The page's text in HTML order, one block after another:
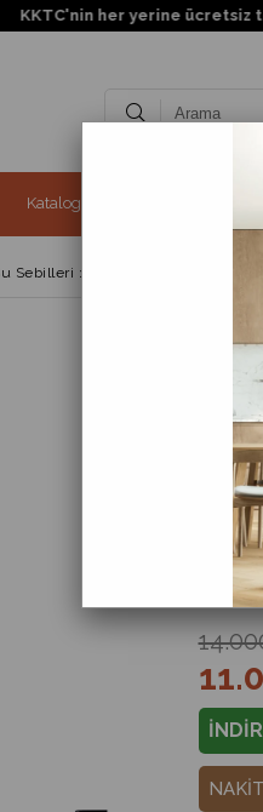
Kataloglar
Sebilleri >
GSS
Barkod:
21
her yerine ücretsiz